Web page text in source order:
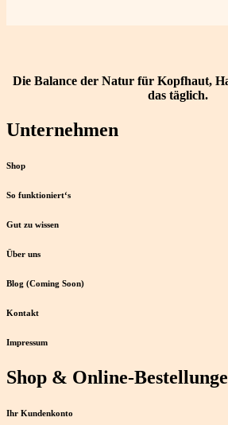
Die Balance der Natur für Kopfhaut,
das täglich.
Unternehmen
Shop
So funktioniert‘s
Gut zu wissen
Über uns
Blog (Coming Soon)
Kontakt
Impressum
Shop & Online-
Ihr Kundenkonto